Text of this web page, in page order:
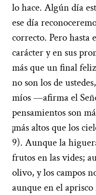
lo hace. Algún día
ese día
correcto. Pero hasta
carácter y en sus
más que un final
no son los de
míos —afirma el
pensamientos son
¡más altos que los
9). Aunque la
frutos en las vides;
olivo, y los campos
aunque en el